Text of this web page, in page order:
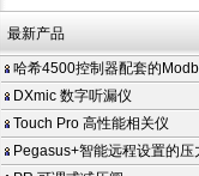
最新产品
哈希4500控制器配套的
DXmic 数字听漏仪
Touch Pro 高性能相关仪
Pegasus+智能远程设置的压